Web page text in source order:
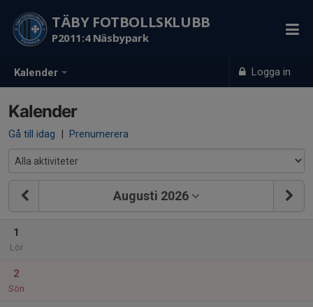
Kalender Logga in
TÄBY FOTBOLLSKLUBB
P2011:4 Näsbypark
Kalender
Gå till idag | Prenumerera
Augusti 2026
1
Lör
2
Sön